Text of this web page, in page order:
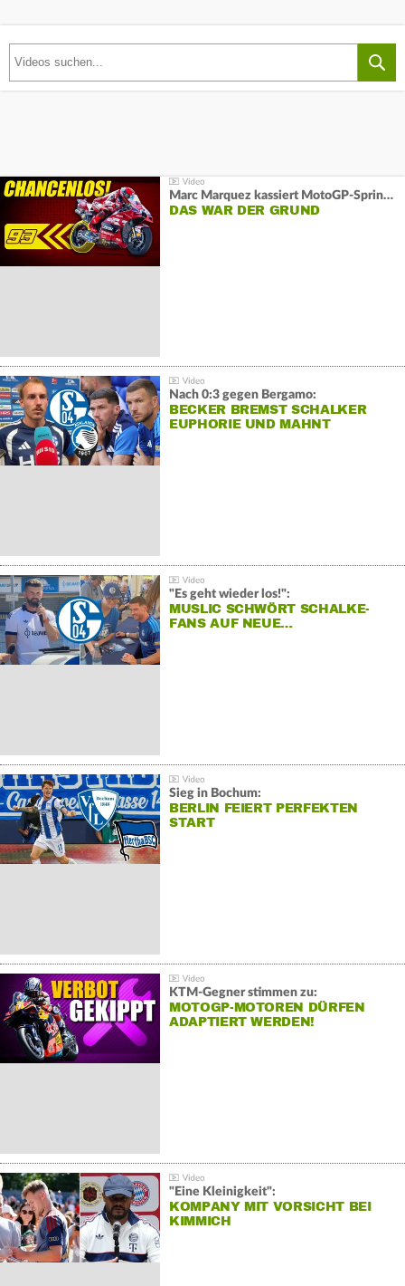
Marc Marquez kassiert MotoGP-Sprint-Schlappe:
DAS WAR DER GRUND
Nach 0:3 gegen Bergamo:
BECKER BREMST SCHALKER
EUPHORIE UND MAHNT
"Es geht wieder los!":
MUSLIC SCHWÖRT SCHALKE-
FANS AUF NEUE…
Sieg in Bochum:
BERLIN FEIERT PERFEKTEN
START
KTM-Gegner stimmen zu:
MOTOGP-MOTOREN DÜRFEN
ADAPTIERT WERDEN!
"Eine Kleinigkeit":
KOMPANY MIT VORSICHT BEI
KIMMICH